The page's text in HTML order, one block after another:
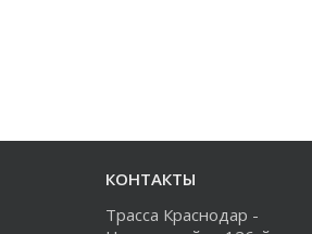
КОНТАКТЫ
Трасса Краснодар -